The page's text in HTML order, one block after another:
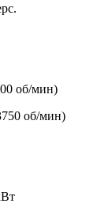
об/мин)
об/мин)